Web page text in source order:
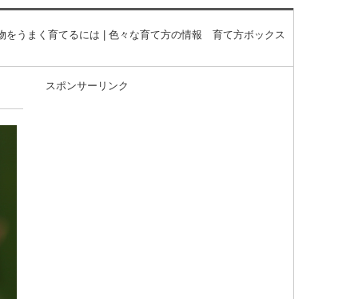
をうまく育てるには | 色々な育て方の情報 育て方ボックス
スポンサーリンク